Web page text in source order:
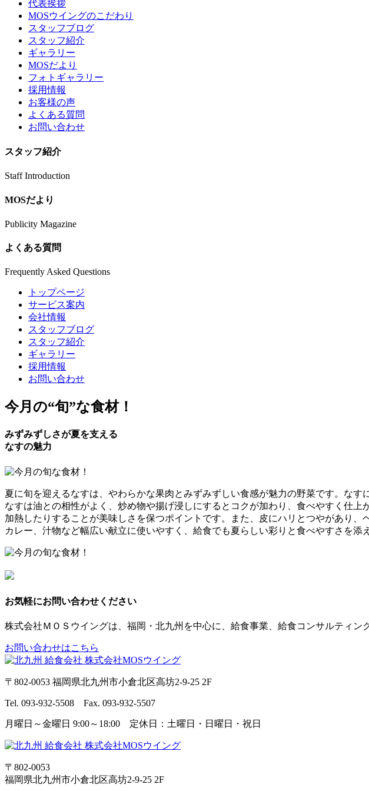
代表挨拶
MOSウイングのこだわり
スタッフブログ
スタッフ紹介
ギャラリー
MOSだより
フォトギャラリー
採用情報
お客様の声
よくある質問
お問い合わせ
スタッフ紹介
Staff Introduction
MOSだより
Publicity Magazine
よくある質問
Frequently Asked Questions
トップページ
サービス案内
会社情報
スタッフブログ
スタッフ紹介
ギャラリー
採用情報
お問い合わせ
今月の“旬”な食材！
みずみずしさが夏を支える
なすの魅力
夏に旬を迎えるなすは、やわらかな果肉とみずみずしい食感が魅力の野菜です。な
なすは油との相性がよく、炒め物や揚げ浸しにするとコクが加わり、食べやすく仕
加熱したりすることが美味しさを保つポイントです。また、皮にハリとつやがあり
カレー、汁物など幅広い献立に使いやすく、給食でも夏らしい彩りと食べやすさを添
お気軽にお問い合わせください
株式会社ＭＯＳウイングは、福岡・北九州を中心に、給食事業、給食コンサルティ
お問い合わせはこちら
〒802-0053 福岡県北九州市小倉北区高坊2-9-25 2F
Tel. 093-932-5508 Fax. 093-932-5507
月曜日～金曜日 9:00～18:00 定休日：土曜日・日曜日・祝日
〒802-0053
福岡県北九州市小倉北区高坊2-9-25 2F